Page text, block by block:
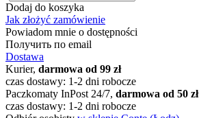
Dodaj do koszyka
Jak złożyć zamówienie
Powiadom mnie o dostępności
Получить по email
Dostawa
Kurier, darmowa od 99 zł
czas dostawy: 1-2 dni robocze
Paczkomaty InPost 24/7, darmowa od 50 zł
czas dostawy: 1-2 dni robocze